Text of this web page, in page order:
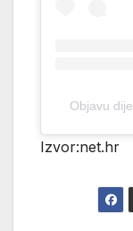
Objavu
Izvor:net.hr